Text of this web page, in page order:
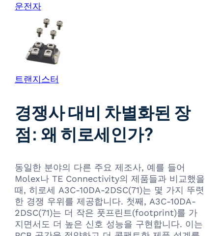
운전자
트랜지스터
경쟁사 대비 차별화된 장
점: 왜 히로세인가?
동일한 분야의 다른 주요 제조사, 예를 들어
Molex나 TE Connectivity의 제품들과 비교했을
때, 히로세 A3C-10DA-2DSC(71)는 몇 가지 뚜렷
한 경쟁 우위를 제공합니다. 첫째, A3C-10DA-
2DSC(71)는 더 작은 풋프린트(footprint)를 가
지면서도 더 높은 신호 성능을 구현합니다. 이는